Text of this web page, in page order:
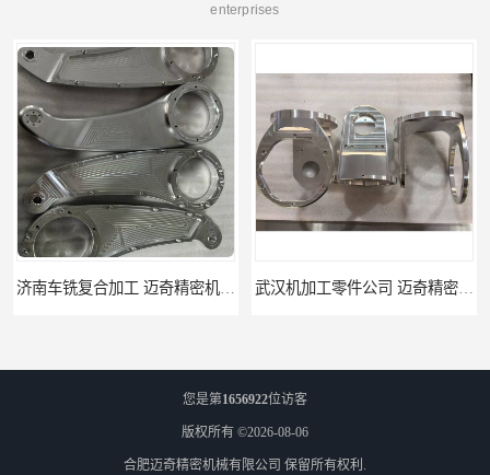
enterprises
您是第1656922位访客
版权所有 ©2026-08-06
合肥迈奇精密机械有限公司 保留所有权利.